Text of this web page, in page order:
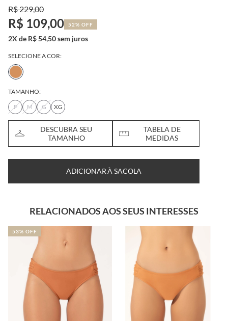
R$ 229,00
R$ 109,00 52% OFF
2X de R$ 54,50 sem juros
SELECIONE A COR:
TAMANHO:
P
M G XG
DESCUBRA SEU
TAMANHO
TABELA DE
MEDIDAS
ADICIONAR À SACOLA
RELACIONADOS AOS SEUS INTERESSES
53% OFF